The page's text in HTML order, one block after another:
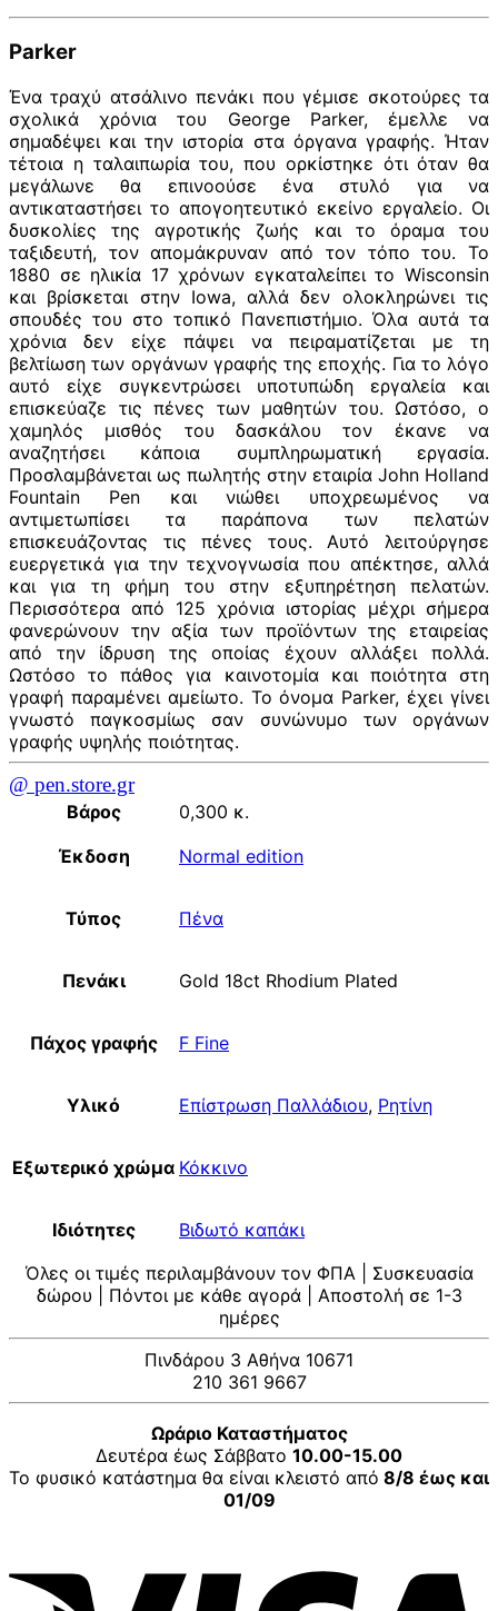
Parker
Ένα τραχύ ατσάλινο πενάκι που γέμισε σκοτούρες τα
σχολικά χρόνια του George Parker, έμελλε να
σημαδέψει και την ιστορία στα όργανα γραφής. Ήταν
τέτοια η ταλαιπωρία του, που ορκίστηκε ότι όταν θα
μεγάλωνε θα επινοούσε ένα στυλό για να
αντικαταστήσει το απογοητευτικό εκείνο εργαλείο. Οι
δυσκολίες της αγροτικής ζωής και το όραμα του
ταξιδευτή, τον απομάκρυναν από τον τόπο του. Το
1880 σε ηλικία 17 χρόνων εγκαταλείπει το Wisconsin
και βρίσκεται στην Iowa, αλλά δεν ολοκληρώνει τις
σπουδές του στο τοπικό Πανεπιστήμιο. Όλα αυτά τα
χρόνια δεν είχε πάψει να πειραματίζεται με τη
βελτίωση των οργάνων γραφής της εποχής. Για το λόγο
αυτό είχε συγκεντρώσει υποτυπώδη εργαλεία και
επισκεύαζε τις πένες των μαθητών του. Ωστόσο, ο
χαμηλός μισθός του δασκάλου τον έκανε να
αναζητήσει κάποια συμπληρωματική εργασία.
Προσλαμβάνεται ως πωλητής στην εταιρία John Holland
Fountain Pen και νιώθει υποχρεωμένος να
αντιμετωπίσει τα παράπονα των πελατών
επισκευάζοντας τις πένες τους. Αυτό λειτούργησε
ευεργετικά για την τεχνογνωσία που απέκτησε, αλλά
και για τη φήμη του στην εξυπηρέτηση πελατών.
Περισσότερα από 125 χρόνια ιστορίας μέχρι σήμερα
φανερώνουν την αξία των προϊόντων της εταιρείας
από την ίδρυση της οποίας έχουν αλλάξει πολλά.
Ωστόσο το πάθος για καινοτομία και ποιότητα στη
γραφή παραμένει αμείωτο. Το όνομα Parker, έχει γίνει
γνωστό παγκοσμίως σαν συνώνυμο των οργάνων
γραφής υψηλής ποιότητας.
@ pen.store.gr
Βάρος
0,300 κ.
Έκδοση
Normal edition
Τύπος Πένα
Πενάκι Gold 18ct Rhodium Plated
Πάχος γραφής F Fine
Υλικό Επίστρωση Παλλάδιου, Ρητίνη
Εξωτερικό χρώμα Κόκκινο
Ιδιότητες
Βιδωτό καπάκι
Όλες οι τιμές περιλαμβάνουν τον ΦΠΑ | Συσκευασία
δώρου | Πόντοι με κάθε αγορά | Αποστολή σε 1-3
ημέρες
Πινδάρου 3 Αθήνα 10671
210 361 9667
Ωράριο Καταστήματος
Δευτέρα έως Σάββατο 10.00-15.00
Το φυσικό κατάστημα θα είναι κλειστό από 8/8 έως και
01/09